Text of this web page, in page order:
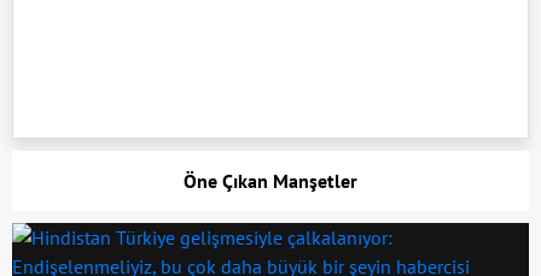
Öne Çıkan Manşetler